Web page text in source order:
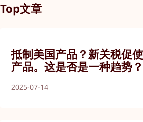
Top文章
抵制美国产品？新关税促
产品。这是否是一种趋势？
2025-07-14